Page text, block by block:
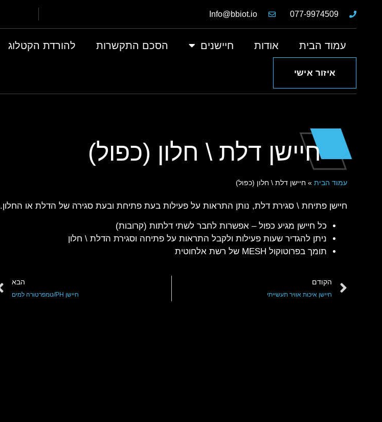
077-9974509
Info@bbiot.io
עמוד הבית אודות חיישנים הסכם התקשרות להורדת הקטלוג
איזור אישי
חיישן דלת \ חלון (כפול)
עמוד הבית » חיישן דלת \ חלון (כפול)
חיישן פתיחת \ סגירת דלת, נותן התראות על פעילות בעת פתיחת ובעת סגירה של הדלת או החלון.
כל חיישן מגיע כפול – אפשרות לחבר לשתי דלתות (קרובות)
ניתן להגדיר שעות פעילות ולקבל התראות על פתיחה וסגירת הדלת \ חלון
תומך בפרוטוקול MESH של רשת אלחוטית
הקודם
חיישן איכות אוויר תעשייתי
הבא
חיישן PH/טמפרטורה למים